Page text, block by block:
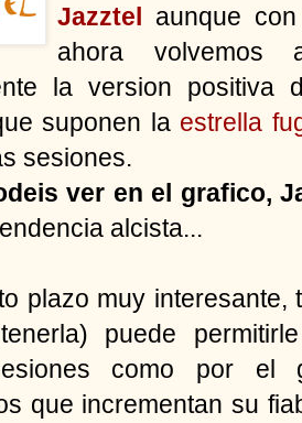
Jazztel aunque
ahora volvemos
la version positiva
suponen la estrella
sesiones.
ver en el grafico,
alcista...
plazo muy
puede
como por el
que incrementan su